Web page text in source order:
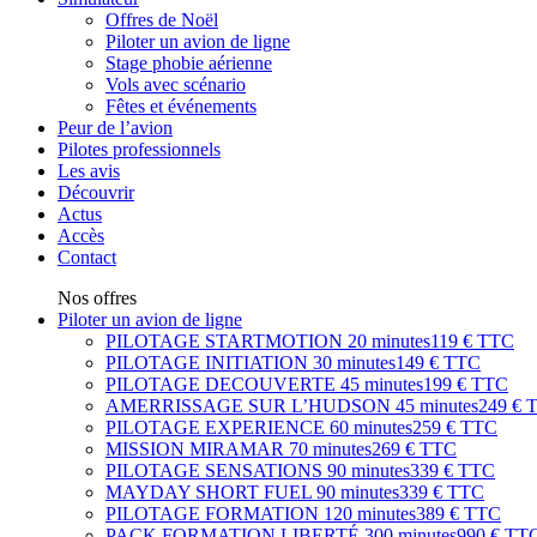
Offres de Noël
Piloter un avion de ligne
Stage phobie aérienne
Vols avec scénario
Fêtes et événements
Peur de l’avion
Pilotes professionnels
Les avis
Découvrir
Actus
Accès
Contact
Nos offres
Piloter un avion de ligne
PILOTAGE STARTMOTION 20 minutes119 € TTC
PILOTAGE INITIATION 30 minutes149 € TTC
PILOTAGE DECOUVERTE 45 minutes199 € TTC
AMERRISSAGE SUR L’HUDSON 45 minutes249 €
PILOTAGE EXPERIENCE 60 minutes259 € TTC
MISSION MIRAMAR 70 minutes269 € TTC
PILOTAGE SENSATIONS 90 minutes339 € TTC
MAYDAY SHORT FUEL 90 minutes339 € TTC
PILOTAGE FORMATION 120 minutes389 € TTC